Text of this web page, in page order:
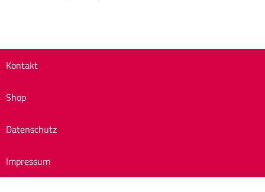
Kontakt
Shop
Datenschutz
Impressum